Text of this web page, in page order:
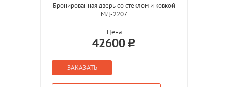
Бронированная дверь со стеклом и ковкой
МД-2207
Цена
42600
ЗАКАЗАТЬ